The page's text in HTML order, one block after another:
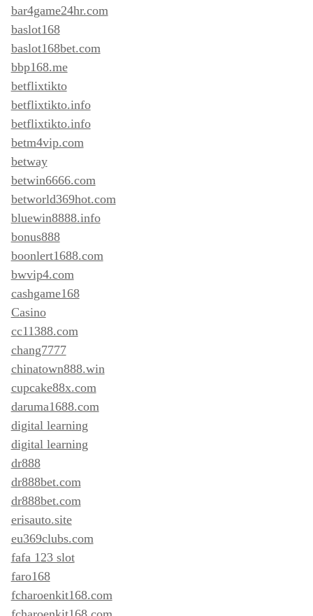
bar4game24hr.com
baslot168
baslot168bet.com
bbp168.me
betflixtikto
betflixtikto.info
betflixtikto.info
betm4vip.com
betway
betwin6666.com
betworld369hot.com
bluewin8888.info
bonus888
boonlert1688.com
bwvip4.com
cashgame168
Casino
cc11388.com
chang7777
chinatown888.win
cupcake88x.com
daruma1688.com
digital learning
digital learning
dr888
dr888bet.com
dr888bet.com
erisauto.site
eu369clubs.com
fafa 123 slot
faro168
fcharoenkit168.com